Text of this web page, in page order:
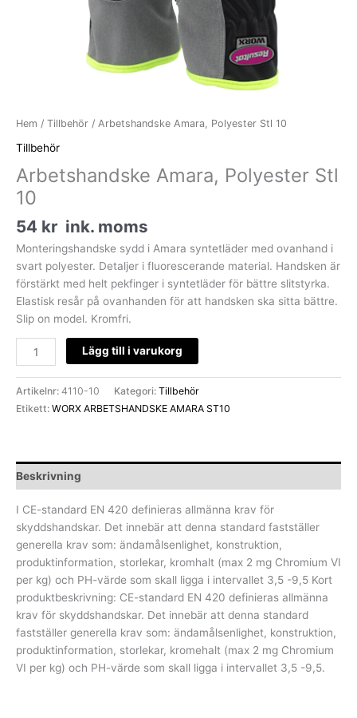
Hem / Tillbehör / Arbetshandske Amara, Polyester Stl 10
Tillbehör
Arbetshandske Amara, Polyester Stl
10
54 kr ink. moms
Monteringshandske sydd i Amara syntetläder med ovanhand i
svart polyester. Detaljer i fluorescerande material. Handsken är
förstärkt med helt pekfinger i syntetläder för bättre slitstyrka.
Elastisk resår på ovanhanden för att handsken ska sitta bättre.
Slip on model. Kromfri.
Lägg till i varukorg
Artikelnr: 4110-10 Kategori: Tillbehör
Etikett: WORX ARBETSHANDSKE AMARA ST10
Beskrivning
I CE-standard EN 420 definieras allmänna krav för
skyddshandskar. Det innebär att denna standard fastställer
generella krav som: ändamålsenlighet, konstruktion,
produktinformation, storlekar, kromhalt (max 2 mg Chromium VI
per kg) och PH-värde som skall ligga i intervallet 3,5 -9,5 Kort
produktbeskrivning: CE-standard EN 420 definieras allmänna
krav för skyddshandskar. Det innebär att denna standard
fastställer generella krav som: ändamålsenlighet, konstruktion,
produktinformation, storlekar, kromehalt (max 2 mg Chromium
VI per kg) och PH-värde som skall ligga i intervallet 3,5 -9,5.